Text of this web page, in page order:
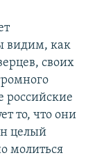
видим, как
своих
российские
то, что они
целый
молиться